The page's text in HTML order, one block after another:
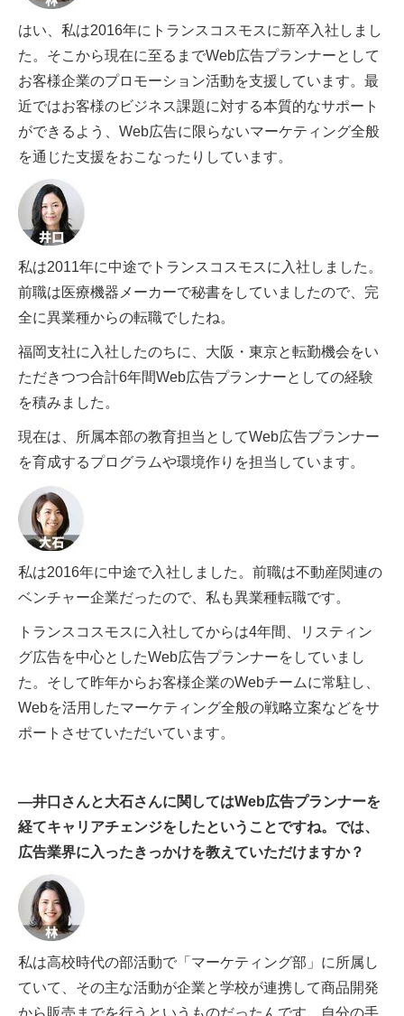
はい、私は2016年にトランスコスモスに新卒入社しまし
た。そこから現在に至るまでWeb広告プランナーとして
お客様企業のプロモーション活動を支援しています。最
近ではお客様のビジネス課題に対する本質的なサポート
ができるよう、Web広告に限らないマーケティング全般
を通じた支援をおこなったりしています。
私は2011年に中途でトランスコスモスに入社しました。
前職は医療機器メーカーで秘書をしていましたので、完
全に異業種からの転職でしたね。
福岡支社に入社したのちに、大阪・東京と転勤機会をい
ただきつつ合計6年間Web広告プランナーとしての経験
を積みました。
現在は、所属本部の教育担当としてWeb広告プランナー
を育成するプログラムや環境作りを担当しています。
私は2016年に中途で入社しました。前職は不動産関連の
ベンチャー企業だったので、私も異業種転職です。
トランスコスモスに入社してからは4年間、リスティン
グ広告を中心としたWeb広告プランナーをしていまし
た。そして昨年からお客様企業のWebチームに常駐し、
Webを活用したマーケティング全般の戦略立案などをサ
ポートさせていただいています。
―井口さんと大石さんに関してはWeb広告プランナーを
経てキャリアチェンジをしたということですね。では、
広告業界に入ったきっかけを教えていただけますか？
私は高校時代の部活動で「マーケティング部」に所属し
ていて、その主な活動が企業と学校が連携して商品開発
から販売までを行うというものだったんです。自分の手